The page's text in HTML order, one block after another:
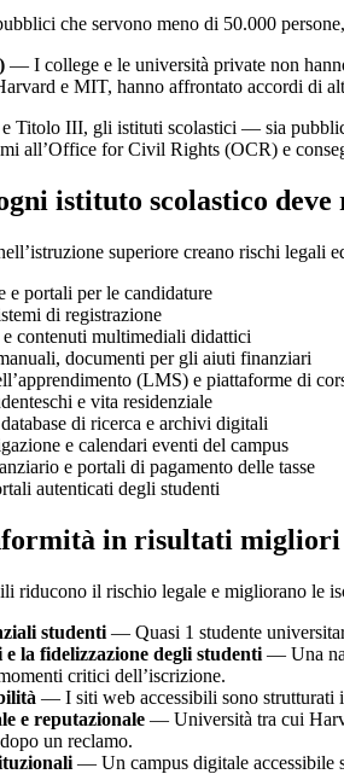
che servono meno di 50.000
— I college e le università private non
e MIT, hanno affrontato accordi di
Titolo III, gli istituti scolastici — sia
all’Office for Civil Rights (OCR) e
istituto scolastico deve
superiore creano rischi legali
e portali per le candidature
di registrazione
contenuti multimediali didattici
documenti per gli aiuti finanziari
(LMS) e piattaforme di
e vita residenziale
di ricerca e archivi digitali
e calendari eventi del campus
e portali di pagamento delle tasse
autenticati degli studenti
in risultati migliori
riducono il rischio legale e migliorano le
studenti — Quasi 1 studente
la fidelizzazione degli studenti — Una
critici dell’iscrizione.
— I siti web accessibili sono strutturati
e reputazionale — Università tra cui
un reclamo.
— Un campus digitale accessibile